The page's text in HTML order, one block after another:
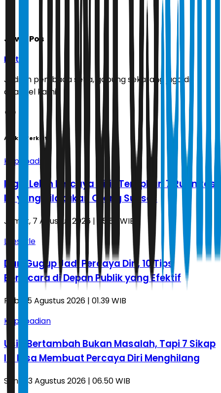
Jawa Pos
Ikuti
Jadilah pembaca setia, gabung sekarang juga di
channel kami!
Artikel Terkait
Kepribadian
Ingin Lebih Percaya Diri? Terapkan 7 Rutinitas
Ini yang Dilakukan Orang Sukses
Jumat, 7 Agustus 2026 | 05.52 WIB
Lifestyle
Dari Gugup Jadi Percaya Diri, 10 Tips
Berbicara di Depan Publik yang Efektif
Rabu, 5 Agustus 2026 | 01.39 WIB
Kepribadian
Usia Bertambah Bukan Masalah, Tapi 7 Sikap
Ini Bisa Membuat Percaya Diri Menghilang
Senin, 3 Agustus 2026 | 06.50 WIB